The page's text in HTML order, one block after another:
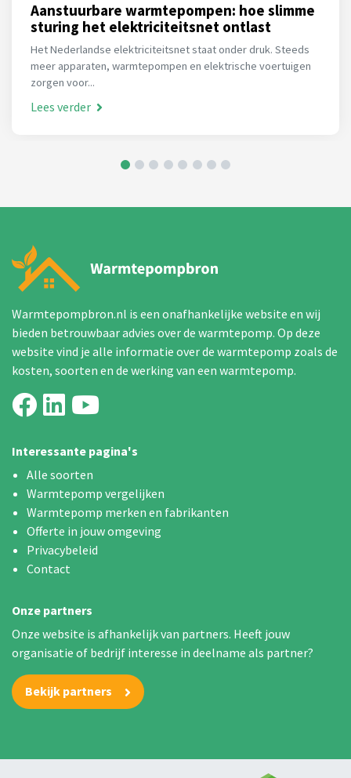
Aanstuurbare warmtepompen: hoe slimme
sturing het elektriciteitsnet ontlast
Het Nederlandse elektriciteitsnet staat onder druk. Steeds
meer apparaten, warmtepompen en elektrische voertuigen
zorgen voor...
Lees verder
Warmtepompbron.nl is een onafhankelijke website en wij
bieden betrouwbaar advies over de warmtepomp. Op deze
website vind je alle informatie over de warmtepomp zoals de
kosten, soorten en de werking van een warmtepomp.
Interessante pagina's
Alle soorten
Warmtepomp vergelijken
Warmtepomp merken en fabrikanten
Offerte in jouw omgeving
Privacybeleid
Contact
Onze partners
Onze website is afhankelijk van partners. Heeft jouw
organisatie of bedrijf interesse in deelname als partner?
Bekijk partners